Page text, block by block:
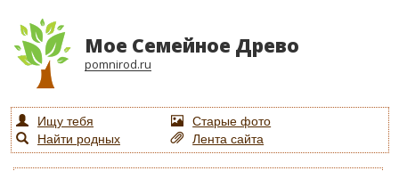
Мое Семейное Древо
pomnirod.ru
Ищу тебя
Старые фото
Найти родных
Лента сайта